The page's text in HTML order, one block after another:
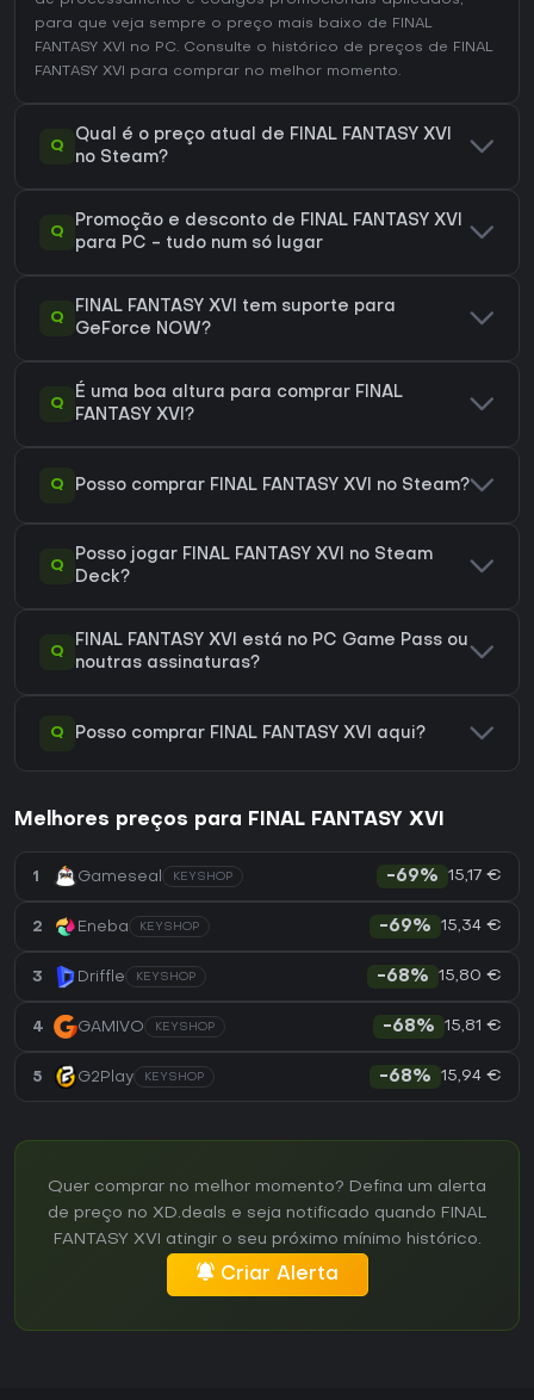
para que veja sempre o preço mais baixo de FINAL
FANTASY XVI no PC. Consulte o histórico de preços de FINAL
FANTASY XVI
para comprar no melhor momento.
Q
Qual é o preço atual de FINAL FANTASY XVI
no Steam?
Q
Promoção e desconto de FINAL FANTASY XVI
para PC - tudo num só lugar
Q
FINAL FANTASY XVI tem suporte para
GeForce NOW?
Q
É uma boa altura para comprar FINAL
FANTASY XVI?
Q Posso comprar FINAL FANTASY XVI no Steam?
Q
Posso jogar FINAL FANTASY XVI no Steam
Deck?
Q
FINAL FANTASY XVI está no PC Game Pass ou
noutras assinaturas?
Q Posso comprar FINAL FANTASY XVI aqui?
Melhores preços para FINAL FANTASY XVI
1 Gameseal KEYSHOP -69% 15,17 €
2 Eneba KEYSHOP -69% 15,34 €
3 Driffle KEYSHOP -68% 15,80 €
4 GAMIVO KEYSHOP -68% 15,81 €
5 G2Play KEYSHOP -68% 15,94 €
Quer comprar no melhor momento? Defina um alerta
de preço no XD.deals e seja notificado quando FINAL
FANTASY XVI atingir o seu próximo mínimo histórico.
Criar Alerta